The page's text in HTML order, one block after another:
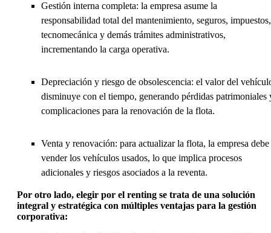
Gestión interna completa: la empresa asume la
responsabilidad total del mantenimiento, seguros, impuestos,
tecnomecánica y demás trámites administrativos,
incrementando la carga operativa.
Depreciación y riesgo de obsolescencia: el valor del
disminuye con el tiempo, generando pérdidas patrimoniales
complicaciones para la renovación de la flota.
Venta y renovación: para actualizar la flota, la empresa debe
vender los vehículos usados, lo que implica procesos
adicionales y riesgos asociados a la reventa.
Por otro lado, elegir por el renting se trata de una solución
integral y estratégica con múltiples ventajas para la gestión
corporativa: